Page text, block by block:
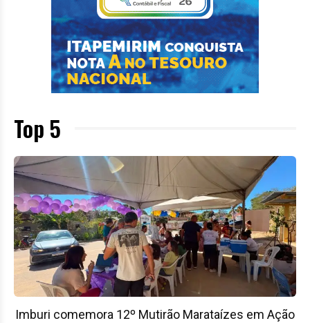
Top 5
Imburi comemora 12º Mutirão Marataízes em Ação